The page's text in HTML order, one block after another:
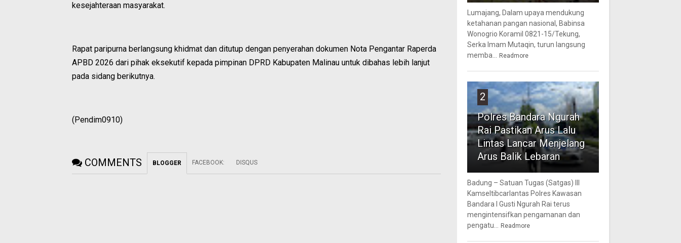
kesejahteraan masyarakat.
Rapat paripurna berlangsung khidmat dan ditutup dengan penyerahan dokumen Nota Pengantar Raperda
APBD 2026 dari pihak eksekutif kepada pimpinan DPRD Kabupaten Malinau untuk dibahas lebih lanjut
pada sidang berikutnya.
(Pendim0910)
COMMENTS BLOGGER FACEBOOK: DISQUS
Lumajang, Dalam upaya mendukung
ketahanan pangan nasional, Babinsa
Wonogrio Koramil 0821-15/Tekung,
Serka Imam Mutaqin, turun langsung
memba... Readmore
2
Polres Bandara Ngurah
Rai Pastikan Arus Lalu
Lintas Lancar Menjelang
Arus Balik Lebaran
Badung – Satuan Tugas (Satgas) III
Kamseltibcarlantas Polres Kawasan
Bandara I Gusti Ngurah Rai terus
mengintensifkan pengamanan dan
pengatu... Readmore